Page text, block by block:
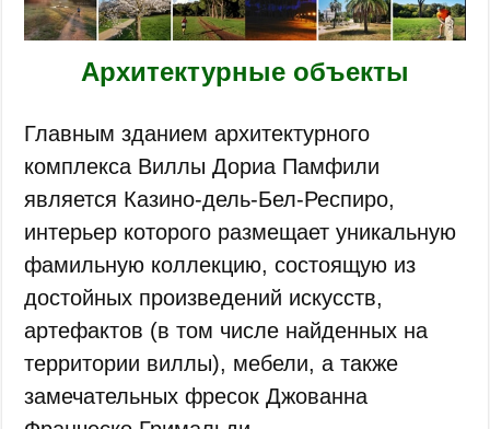
Архитектурные объекты
Главным зданием архитектурного
комплекса Виллы Дориа Памфили
является Казино-дель-Бел-Респиро,
интерьер которого размещает уникальную
фамильную коллекцию, состоящую из
достойных произведений искусств,
артефактов (в том числе найденных на
территории виллы), мебели, а также
замечательных фресок Джованна